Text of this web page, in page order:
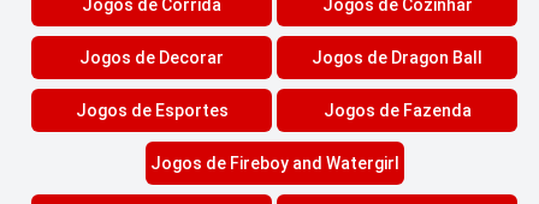
Jogos de Corrida Jogos de Cozinhar
Jogos de Decorar Jogos de Dragon Ball
Jogos de Esportes Jogos de Fazenda
Jogos de Fireboy and Watergirl